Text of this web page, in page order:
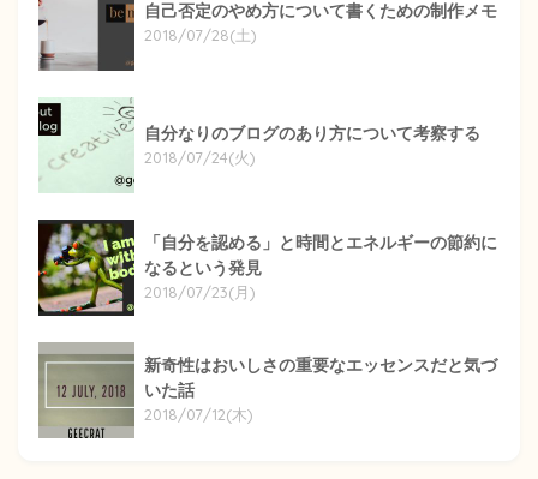
自己否定のやめ方について書くための制作メモ
2018/07/28(土)
自分なりのブログのあり方について考察する
2018/07/24(火)
「自分を認める」と時間とエネルギーの節約に
なるという発見
2018/07/23(月)
新奇性はおいしさの重要なエッセンスだと気づ
いた話
2018/07/12(木)